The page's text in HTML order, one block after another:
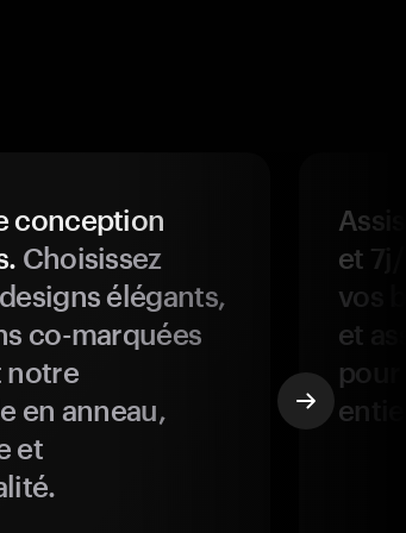
conception
Choisissez
élégants,
co-marquées
notre
en anneau,
et
et
vos
et